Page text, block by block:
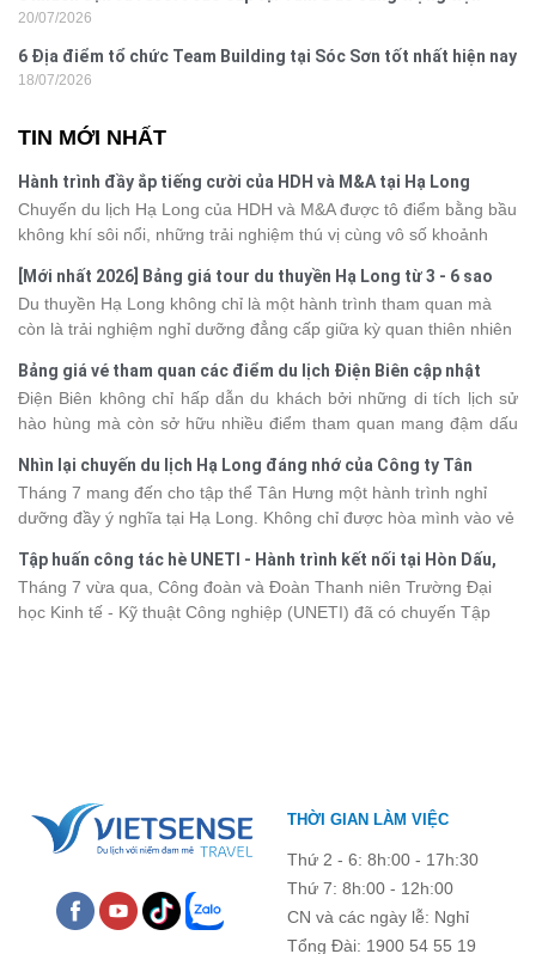
nghi
20/07/2026
6 Địa điểm tổ chức Team Building tại Sóc Sơn tốt nhất hiện nay
18/07/2026
TIN MỚI NHẤT
Hành trình đầy ắp tiếng cười của HDH và M&A tại Hạ Long
Chuyến du lịch Hạ Long của HDH và M&A được tô điểm bằng bầu
không khí sôi nổi, những trải nghiệm thú vị cùng vô số khoảnh
phút giây đồng hành bên nhau, tất cả đã tạo nên một chuyến đi
tràn đầy cảm xúc và dấu ấn khó quên.
[Mới nhất 2026] Bảng giá tour du thuyền Hạ Long từ 3 - 6 sao
Du thuyền Hạ Long không chỉ là một hành trình tham quan mà
còn là trải nghiệm nghỉ dưỡng đẳng cấp giữa kỳ quan thiên nhiên
khác nhau, khiến nhiều du khách băn khoăn khi lựa chọn. Bài viết
dưới đây sẽ cập nhật bảng giá tour du thuyền Hạ Long mới nhất
2026 từ 3 - 6 sao, giúp bạn dễ dàng so sánh và tìm được hành
trình phù hợp với nhu cầu cũng như ngân sách.
Bảng giá vé tham quan các điểm du lịch Điện Biên cập nhật
2026
Điện Biên không chỉ hấp dẫn du khách bởi những di tích lịch sử
hào hùng mà còn sở hữu nhiều điểm tham quan mang đậm dấu
phá vùng đất này, việc cập nhật trước giá vé sẽ giúp bạn chủ
động hơn trong lịch trình và chi phí. Cùng Vietsense Travel tham
khảo bảng giá vé tham quan các điểm du lịch Điện Biênmới nhất
năm 2026 ngay dưới đây.
Nhìn lại chuyến du lịch Hạ Long đáng nhớ của Công ty Tân
Hưng 2026
Tháng 7 mang đến cho tập thể Tân Hưng một hành trình nghỉ
dưỡng đầy ý nghĩa tại Hạ Long. Không chỉ được hòa mình vào vẻ
kết, sẻ chia và lưu giữ nhiều khoảnh khắc đáng nhớ. Hãy cùng
nhìn lại chuyến đi ngập tràn niềm vui và những trải nghiệm khó
quên.
Tập huấn công tác hè UNETI - Hành trình kết nối tại Hòn Dấu,
Đồ Sơn
Tháng 7 vừa qua, Công đoàn và Đoàn Thanh niên Trường Đại
học Kinh tế - Kỹ thuật Công nghiệp (UNETI) đã có chuyến Tập
THỜI GIAN LÀM VIỆC
Thứ 2 - 6: 8h:00 - 17h:30
Thứ 7: 8h:00 - 12h:00
CN và các ngày lễ: Nghỉ
Tổng Đài: 1900 54 55 19